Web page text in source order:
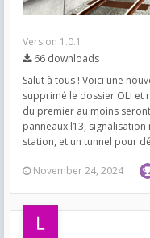
Version 1.0.1
66 downloads
Salut à tous ! Voici une
supprimé le dossier OLI et
du premier au moins
panneaux l13,
station, et un tunnel pour
November 24, 2024